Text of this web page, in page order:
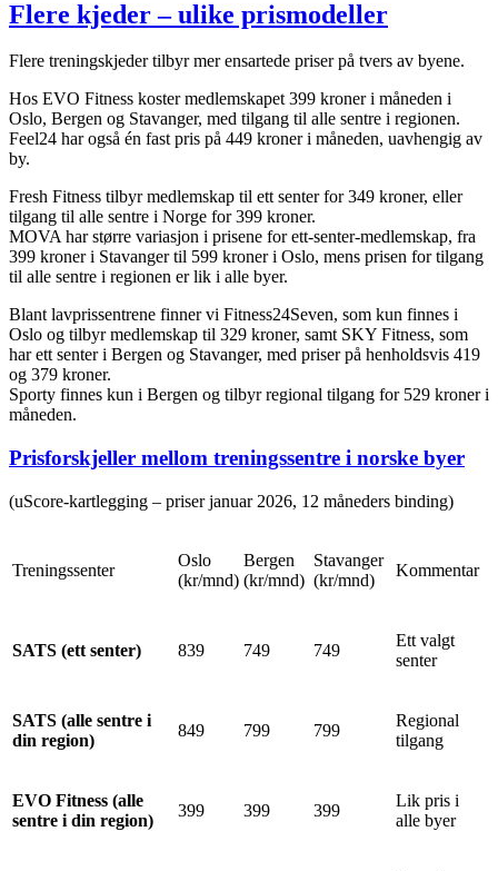
Flere kjeder – ulike prismodeller
Flere treningskjeder tilbyr mer ensartede priser på tvers av byene.
Hos EVO Fitness koster medlemskapet 399 kroner i måneden i
Oslo, Bergen og Stavanger, med tilgang til alle sentre i regionen.
Feel24 har også én fast pris på 449 kroner i måneden, uavhengig av
by.
Fresh Fitness tilbyr medlemskap til ett senter for 349 kroner, eller
tilgang til alle sentre i Norge for 399 kroner.
MOVA har større variasjon i prisene for ett-senter-medlemskap, fra
399 kroner i Stavanger til 599 kroner i Oslo, mens prisen for tilgang
til alle sentre i regionen er lik i alle byer.
Blant lavprissentrene finner vi Fitness24Seven, som kun finnes i
Oslo og tilbyr medlemskap til 329 kroner, samt SKY Fitness, som
har ett senter i Bergen og Stavanger, med priser på henholdsvis 419
og 379 kroner.
Sporty finnes kun i Bergen og tilbyr regional tilgang for 529 kroner i
måneden.
Prisforskjeller mellom treningssentre i norske byer
(uScore-kartlegging – priser januar 2026, 12 måneders binding)
Treningssenter
Oslo
(kr/mnd)
Bergen
(kr/mnd)
Stavanger
(kr/mnd)
Kommentar
SATS (ett senter) 839 749 749
Ett valgt
senter
SATS (alle sentre i
din region)
849 799 799
Regional
tilgang
EVO Fitness (alle
sentre i din region)
399 399 399
Lik pris i
alle byer